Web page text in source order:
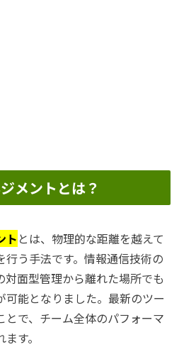
メントとは？
ト とは、物理的な距離を越えて
行う手法です。情報通信技術の
対面型管理から離れた場所でも
可能となりました。最新のツー
とで、チーム全体のパフォーマ
す。